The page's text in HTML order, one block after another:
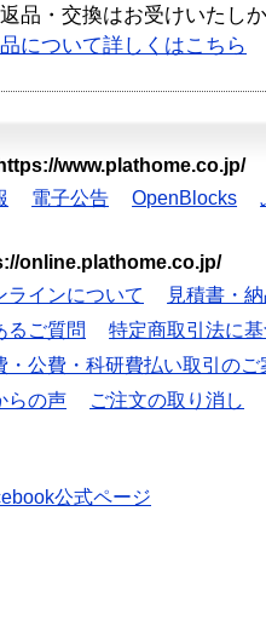
品・交換はお受けいたし
について詳しくはこちら
https://www.plathome.co.jp/
電子公告 OpenBlocks
online.plathome.co.jp/
ラインについて
見積書・
るご質問
特定商取引法に
・公費・科研費払い取引のご
らの声 ご注文の取り消し
公式ページ